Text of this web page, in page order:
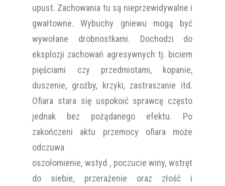
upust. Zachowania tu są nieprzewidywalne i
gwałtowne. Wybuchy gniewu mogą być
wywołane drobnostkami. Dochodzi do
eksplozji zachowań agresywnych tj. biciem
pięściami czy przedmiotami, kopanie,
duszenie, groźby, krzyki, zastraszanie itd.
Ofiara stara się uspokoić sprawcę często
jednak bez pożądanego efektu. Po
zakończeni aktu przemocy ofiara może
odczuwa
oszołomienie, wstyd , poczucie winy, wstręt
do siebie, przerażenie oraz złość i